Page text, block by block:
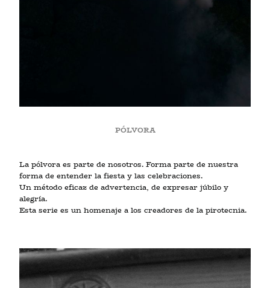
PÓLVORA
La pólvora es parte de nosotros. Forma parte de nuestra
forma de entender la fiesta y las celebraciones.
Un método eficaz de advertencia, de expresar júbilo y
alegría.
Esta serie es un homenaje a los creadores de la pirotecnia.